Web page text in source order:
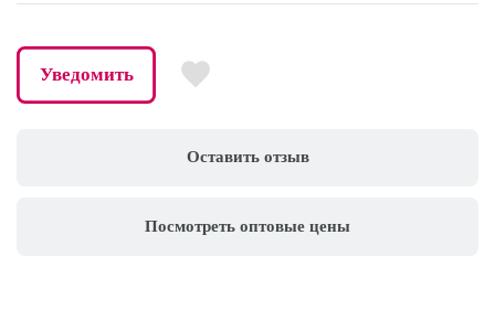
Оставить отзыв
Посмотреть оптовые цены
Уведомить